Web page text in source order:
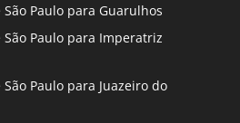
Paulo para Guarulhos
Paulo para Imperatriz
Paulo para Juazeiro do